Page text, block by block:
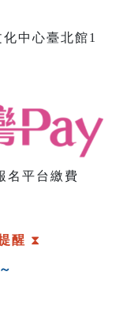
中心臺北館1
名平台繳費
醒 ⧗